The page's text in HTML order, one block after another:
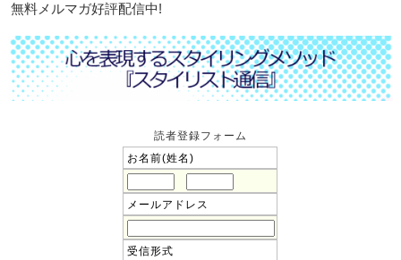
無料メルマガ好評配信中!
読者登録フォーム
お名前(姓名)
メールアドレス
受信形式